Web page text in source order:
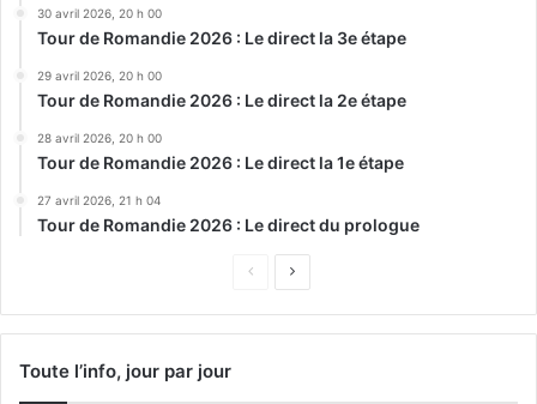
30 avril 2026, 20 h 00
Tour de Romandie 2026 : Le direct la 3e étape
29 avril 2026, 20 h 00
Tour de Romandie 2026 : Le direct la 2e étape
28 avril 2026, 20 h 00
Tour de Romandie 2026 : Le direct la 1e étape
27 avril 2026, 21 h 04
Tour de Romandie 2026 : Le direct du prologue
Page
Page
Toute l’info, jour par jour